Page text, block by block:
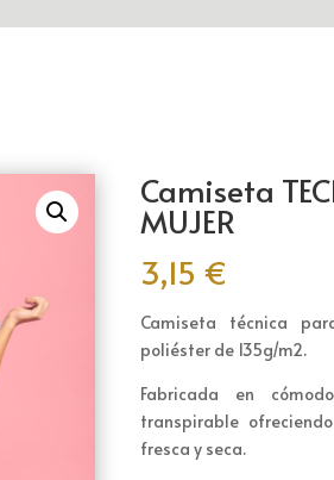
Camiseta
MUJER
3,15 €
Camiseta técnica
poliéster de 135g/m2.
Fabricada en
transpirable
fresca y seca.